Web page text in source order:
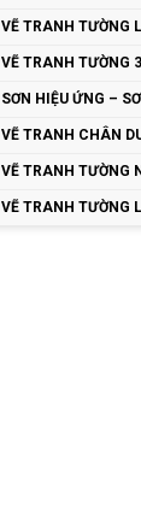
VẼ TRANH TƯỜNG
VẼ TRANH TƯỜNG
SƠN HIỆU ỨNG –
VẼ TRANH CHÂN
VẼ TRANH TƯỜNG
VẼ TRANH TƯỜNG